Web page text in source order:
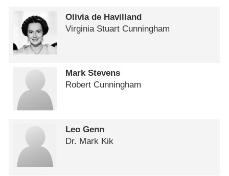
Olivia de Havilland
Virginia Stuart Cunningham
Mark Stevens
Robert Cunningham
Leo Genn
Dr. Mark Kik